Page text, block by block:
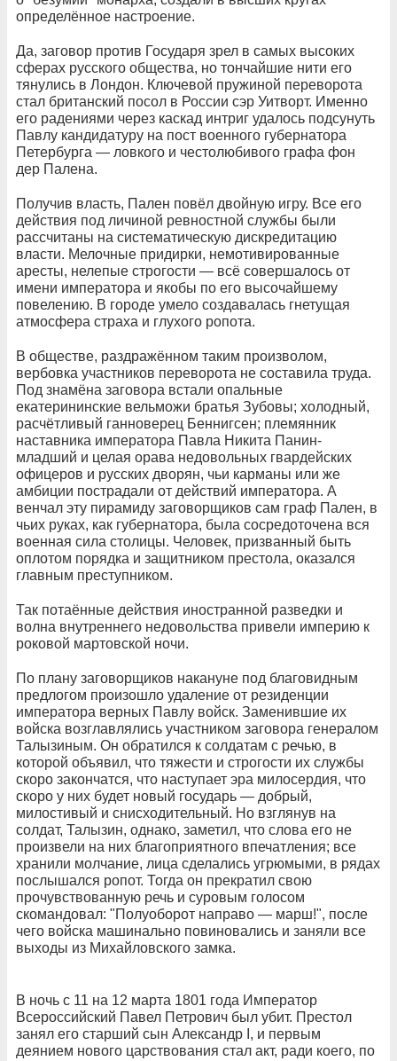
определённое настроение.
Да, заговор против Государя зрел в самых высоких
сферах русского общества, но тончайшие нити его
тянулись в Лондон. Ключевой пружиной переворота
стал британский посол в России сэр Уитворт. Именно
его радениями через каскад интриг удалось подсунуть
Павлу кандидатуру на пост военного губернатора
Петербурга — ловкого и честолюбивого графа фон
дер Палена.
Получив власть, Пален повёл двойную игру. Все его
действия под личиной ревностной службы были
рассчитаны на систематическую дискредитацию
власти. Мелочные придирки, немотивированные
аресты, нелепые строгости — всё совершалось от
имени императора и якобы по его высочайшему
повелению. В городе умело создавалась гнетущая
атмосфера страха и глухого ропота.
В обществе, раздражённом таким произволом,
вербовка участников переворота не составила труда.
Под знамёна заговора встали опальные
екатерининские вельможи братья Зубовы; холодный,
расчётливый ганноверец Беннигсен; племянник
наставника императора Павла Никита Панин-
младший и целая орава недовольных гвардейских
офицеров и русских дворян, чьи карманы или же
амбиции пострадали от действий императора. А
венчал эту пирамиду заговорщиков сам граф Пален, в
чьих руках, как губернатора, была сосредоточена вся
военная сила столицы. Человек, призванный быть
оплотом порядка и защитником престола, оказался
главным преступником.
Так потаённые действия иностранной разведки и
волна внутреннего недовольства привели империю к
роковой мартовской ночи.
По плану заговорщиков накануне под благовидным
предлогом произошло удаление от резиденции
императора верных Павлу войск. Заменившие их
войска возглавлялись участником заговора генералом
Талызиным. Он обратился к солдатам с речью, в
которой объявил, что тяжести и строгости их службы
скоро закончатся, что наступает эра милосердия, что
скоро у них будет новый государь — добрый,
милостивый и снисходительный. Но взглянув на
солдат, Талызин, однако, заметил, что слова его не
произвели на них благоприятного впечатления; все
хранили молчание, лица сделались угрюмыми, в рядах
послышался ропот. Тогда он прекратил свою
прочувствованную речь и суровым голосом
скомандовал: "Полуоборот направо — марш!", после
чего войска машинально повиновались и заняли все
выходы из Михайловского замка.
В ночь с 11 на 12 марта 1801 года Император
Всероссийский Павел Петрович был убит. Престол
занял его старший сын Александр I, и первым
деянием нового царствования стал акт, ради коего, по